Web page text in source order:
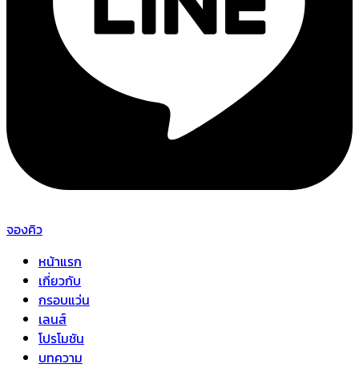
จองคิว
หน้าแรก
เกี่ยวกับ
กรอบแว่น
เลนส์
โปรโมชัน
บทความ